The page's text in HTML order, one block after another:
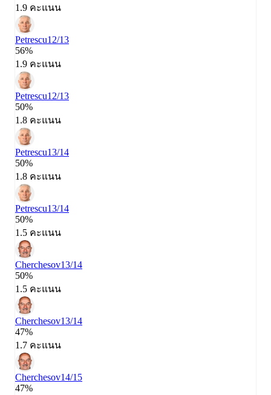
1.9 คะแนน
Petrescu12/13
56%
1.9 คะแนน
Petrescu12/13
50%
1.8 คะแนน
Petrescu13/14
50%
1.8 คะแนน
Petrescu13/14
50%
1.5 คะแนน
Cherchesov13/14
50%
1.5 คะแนน
Cherchesov13/14
47%
1.7 คะแนน
Cherchesov14/15
47%